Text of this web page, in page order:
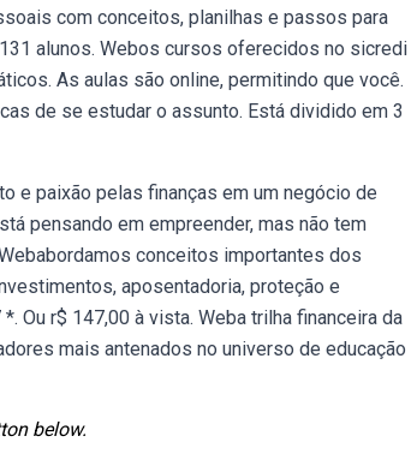
com conceitos, planilhas e passos para
alunos. Webos cursos oferecidos no sicredi
As aulas são online, permitindo que você.
de se estudar o assunto. Está dividido em 3
e paixão pelas finanças em um negócio de
pensando em empreender, mas não tem
conceitos importantes dos
aposentadoria, proteção e
Ou r$ 147,00 à vista. Weba trilha financeira da
mais antenados no universo de educação
below.